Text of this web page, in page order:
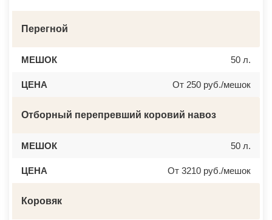
Перегной
МЕШОК 50 л.
ЦЕНА От 250 руб./мешок
Отборный перепревший коровий навоз
МЕШОК 50 л.
ЦЕНА От 3210 руб./мешок
Коровяк